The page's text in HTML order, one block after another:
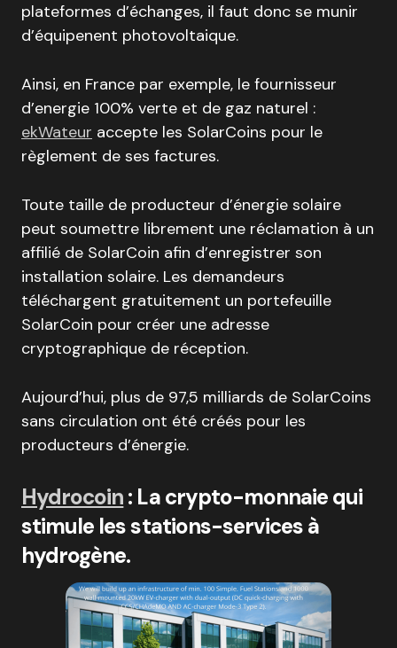
plateformes d’échanges, il faut donc se munir
d’équipenent photovoltaique.
Ainsi, en France par exemple, le fournisseur
d’energie 100% verte et de gaz naturel :
ekWateur accepte les SolarCoins pour le
règlement de ses factures.
Toute taille de producteur d’énergie solaire
peut soumettre librement une réclamation à un
affilié de SolarCoin afin d’enregistrer son
installation solaire. Les demandeurs
téléchargent gratuitement un portefeuille
SolarCoin pour créer une adresse
cryptographique de réception.
Aujourd’hui, plus de 97,5 milliards de SolarCoins
sans circulation ont été créés pour les
producteurs d’énergie.
Hydrocoin: La crypto-monnaie qui
stimule les stations-services à
hydrogène.